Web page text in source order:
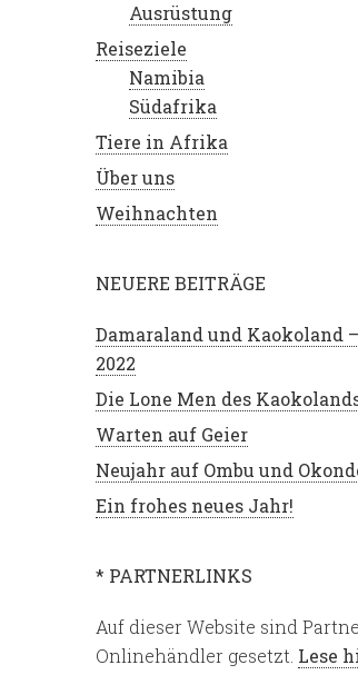
Ausrüstung
Reiseziele
Namibia
Südafrika
Tiere in Afrika
Über uns
Weihnachten
NEUERE BEITRÄGE
Damaraland und Kaokoland
2022
Die Lone Men des
Warten auf Geier
Neujahr auf Ombu und
Ein frohes neues Jahr!
* PARTNERLINKS
Auf dieser Website sind
Onlinehändler gesetzt. Lese